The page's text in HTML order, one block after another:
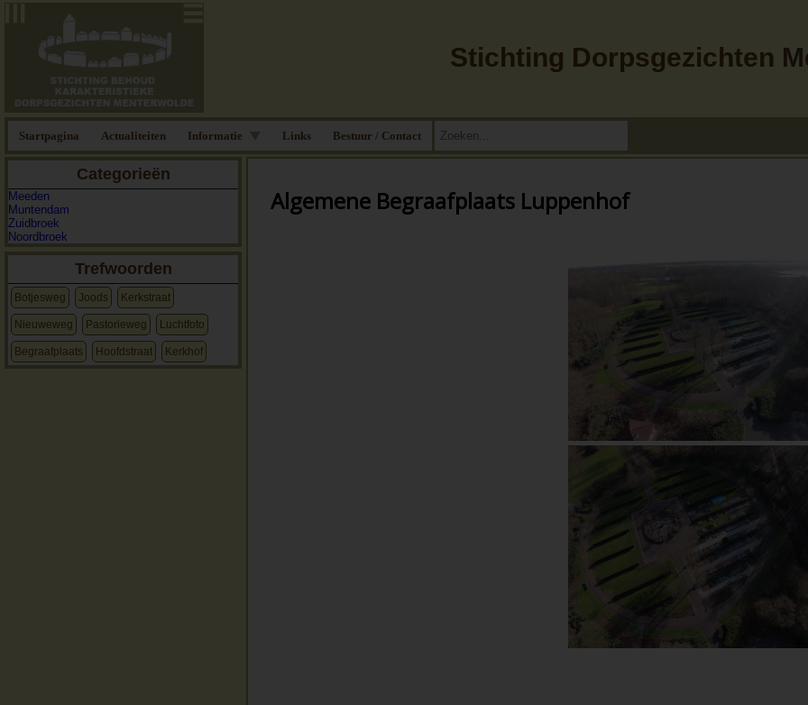
Stichting Dorpsgezichten
Startpagina Actualiteiten Informatie Links Bestuur / Contact
Categorieën
Meeden
Muntendam
Zuidbroek
Noordbroek
Trefwoorden
Botjesweg Joods Kerkstraat
Nieuweweg Pastorieweg Luchtfoto
Begraafplaats Hoofdstraat Kerkhof
Algemene Begraafplaats Luppenhof